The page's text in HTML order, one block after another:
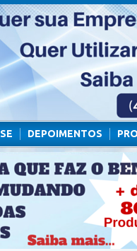
DEPOIMENTOS